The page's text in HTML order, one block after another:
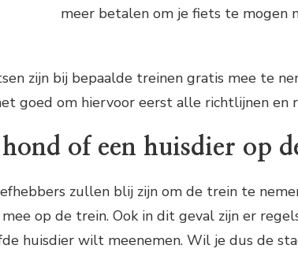
meer betalen om je fiets te mogen
zijn bij bepaalde treinen gratis mee te
goed om hiervoor eerst alle richtlijnen en
of een huisdier op
zullen blij zijn om de trein te
op de trein. Ook in dit geval zijn er
huisdier wilt meenemen. Wil je dus de